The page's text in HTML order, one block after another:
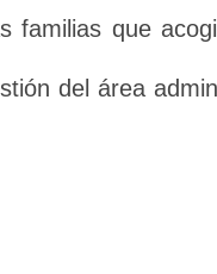
familias que
del área